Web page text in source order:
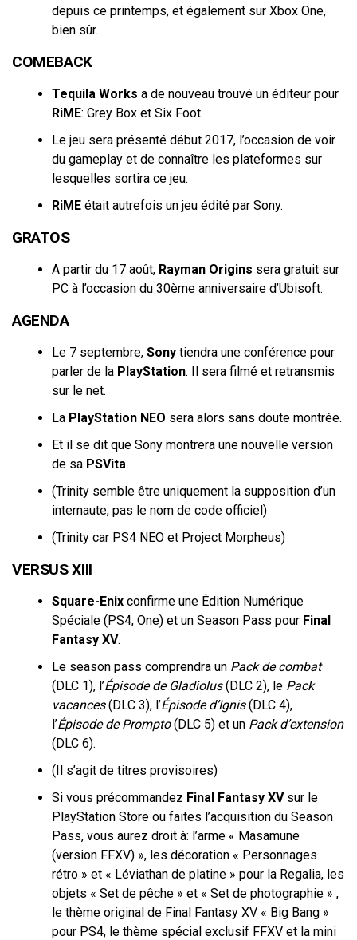
depuis ce printemps, et également sur Xbox One,
bien sûr.
COMEBACK
Tequila Works a de nouveau trouvé un éditeur pour
RiME: Grey Box et Six Foot.
Le jeu sera présenté début 2017, l’occasion de voir
du gameplay et de connaître les plateformes sur
lesquelles sortira ce jeu.
RiME était autrefois un jeu édité par Sony.
GRATOS
A partir du 17 août, Rayman Origins sera gratuit sur
PC à l’occasion du 30ème anniversaire d’Ubisoft.
AGENDA
Le 7 septembre, Sony tiendra une conférence pour
parler de la PlayStation. Il sera filmé et retransmis
sur le net.
La PlayStation NEO sera alors sans doute montrée.
Et il se dit que Sony montrera une nouvelle version
de sa PSVita.
(Trinity semble être uniquement la supposition d’un
internaute, pas le nom de code officiel)
(Trinity car PS4 NEO et Project Morpheus)
VERSUS XIII
Square-Enix confirme une Édition Numérique
Spéciale (PS4, One) et un Season Pass pour Final
Fantasy XV.
Le season pass comprendra un Pack de combat
(DLC 1), l’Épisode de Gladiolus(DLC 2), le Pack
vacances(DLC 3), l’Épisode d’Ignis(DLC 4),
l’Épisode de Prompto(DLC 5) et un Pack d’extension
(DLC 6).
(Il s’agit de titres provisoires)
Si vous précommandez Final Fantasy XVsur le
PlayStation Store ou faites l’acquisition du Season
Pass, vous aurez droit à: l’arme « Masamune
(version FFXV) », les décoration « Personnages
rétro » et « Léviathan de platine » pour la Regalia, les
objets « Set de pêche » et « Set de photographie » ,
le thème original de Final Fantasy XV « Big Bang »
pour PS4, le thème spécial exclusif FFXV et la mini